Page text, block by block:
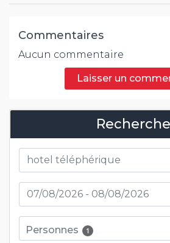
Commentaires
Aucun commentaire
Laisser un
Personnes 1